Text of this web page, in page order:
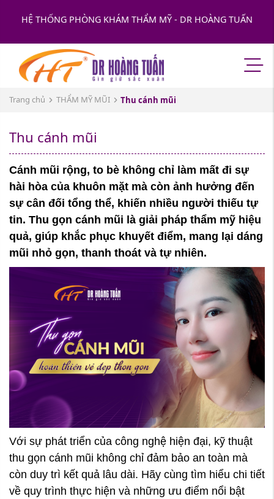
HỆ THỐNG PHÒNG KHÁM THẨM MỸ - DR HOÀNG TUẤN
Trang chủ THẨM MỸ MŨI Thu cánh mũi
Thu cánh mũi
Cánh mũi rộng, to bè không chỉ làm mất đi sự
hài hòa của khuôn mặt mà còn ảnh hưởng đến
sự cân đối tổng thể, khiến nhiều người thiếu tự
tin. Thu gọn cánh mũi là giải pháp thẩm mỹ hiệu
quả, giúp khắc phục khuyết điểm, mang lại dáng
mũi nhỏ gọn, thanh thoát và tự nhiên.
Với sự phát triển của công nghệ hiện đại, kỹ thuật
thu gọn cánh mũi không chỉ đảm bảo an toàn mà
còn duy trì kết quả lâu dài. Hãy cùng tìm hiểu chi tiết
về quy trình thực hiện và những ưu điểm nổi bật